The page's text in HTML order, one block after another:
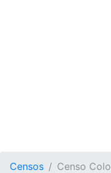
Censos Censo